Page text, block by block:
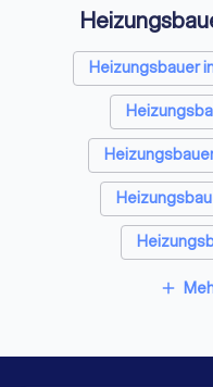
Heizungsbauer
add